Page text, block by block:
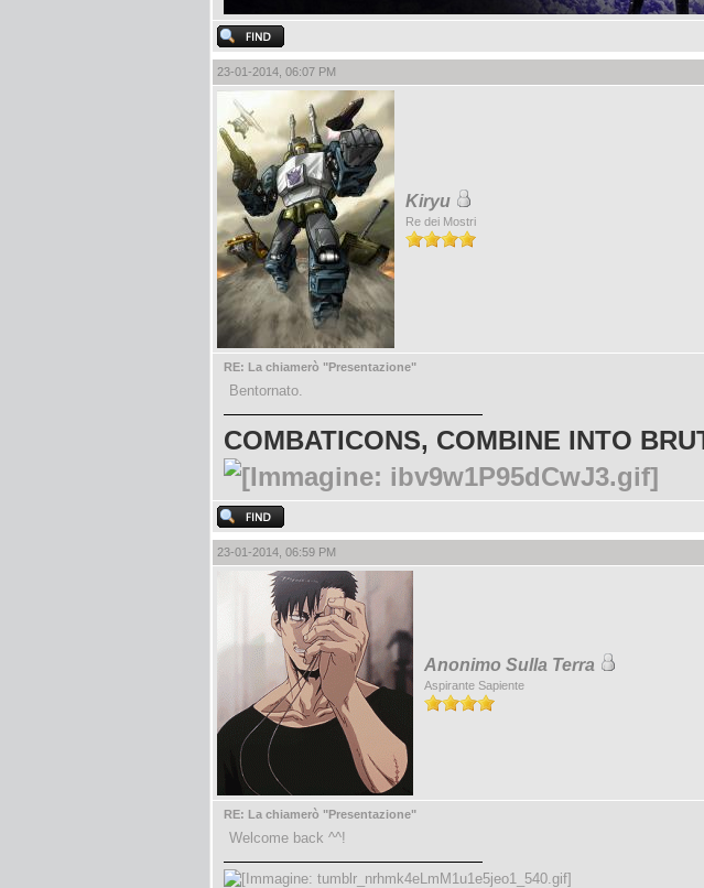
23-01-2014, 06:07 PM
Kiryu
Re dei Mostri
RE: La chiamerò "Presentazione"
Bentornato.
COMBATICONS, COMBINE INTO
23-01-2014, 06:59 PM
Anonimo Sulla Terra
Aspirante Sapiente
RE: La chiamerò "Presentazione"
Welcome back ^^!